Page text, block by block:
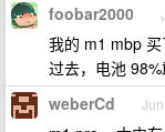
foobar2000
我的 m1 mbp
过去，电池
weberCd